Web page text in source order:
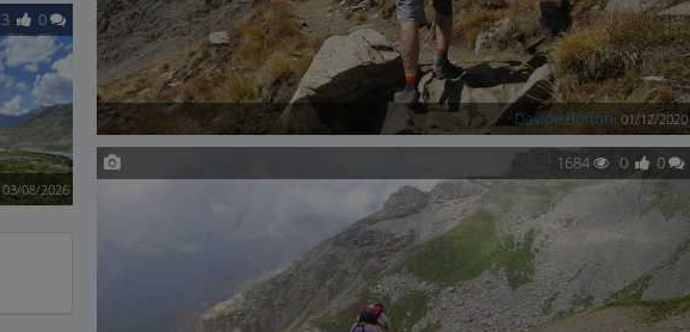
Davide Buffoni 01/12/2020
1684 0 0
3 0
03/08/2026